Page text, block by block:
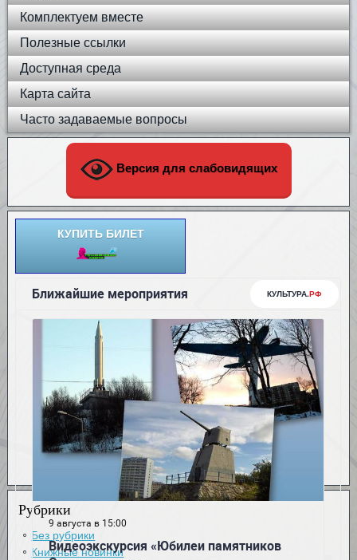
Комплектуем вместе
Полезные ссылки
Доступная среда
Карта сайта
Часто задаваемые вопросы
Версия для слабовидящих
КУПИТЬ БИЛЕТ
Рубрики
Без рубрики
Книжные новинки